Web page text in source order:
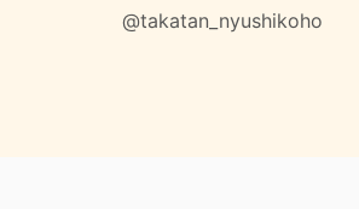
@takatan_nyushikoho